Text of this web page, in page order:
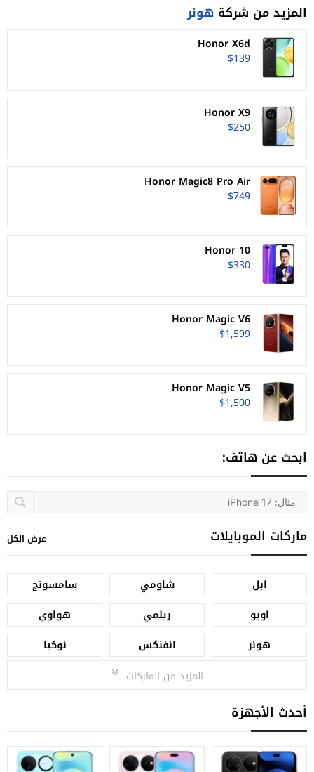
المزيد من شركة هونر
Honor X6d
$139
Honor X9
$250
Honor Magic8 Pro Air
$749
Honor 10
$330
Honor Magic V6
$1,599
Honor Magic V5
$1,500
ابحث عن هاتف:
ماركات الموبايلات عرض الكل
ابل شاومي
سامسونج
اوبو
ريلمي
هواوي
هونر
انفنكس
نوكيا
المزيد من الماركات
أحدث الأجهزة